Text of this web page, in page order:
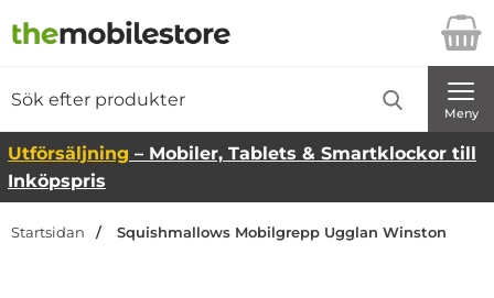
Startsidan för Danira Telecom AB
Meny
Utförsäljning – Mobiler, Tablets & Smartklockor till
Inköpspris
Startsidan Squishmallows Mobilgrepp Ugglan Winston